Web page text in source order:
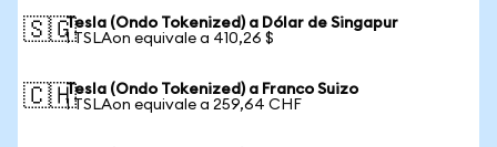
🇸🇬Tesla (Ondo Tokenized) a Dólar de Singapur
1 TSLAon equivale a 410,26 $
🇨🇭Tesla (Ondo Tokenized) a Franco Suizo
1 TSLAon equivale a 259,64 CHF